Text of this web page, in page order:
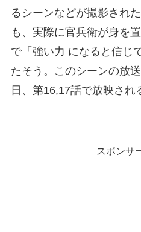
るシーンなどが撮影され
も、実際に官兵衛が身を
で「強い力 になると信じ
たそう。このシーンの放
日、第16,17話で放映され
スポンサ